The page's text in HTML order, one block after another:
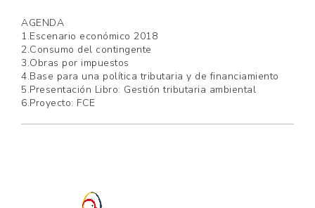
AGENDA
1.Escenario económico 2018
2.Consumo del contingente
3.Obras por impuestos
4.Base para una política tributaria y de financiamiento
5.Presentación Libro: Gestión tributaria ambiental
6.Proyecto: FCE